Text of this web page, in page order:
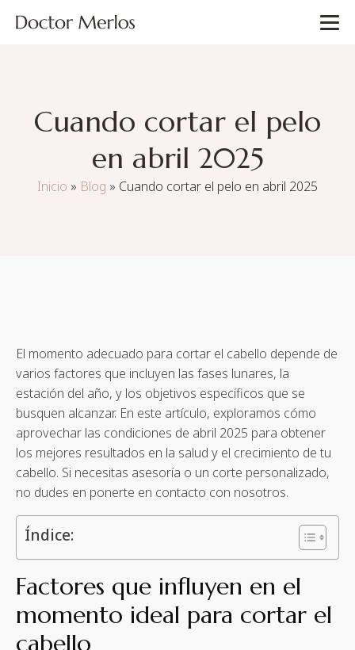
Cuando cortar el pelo
en abril 2025
Inicio » Blog » Cuando cortar el pelo en abril 2025
El momento adecuado para cortar el cabello depende de
varios factores que incluyen las fases lunares, la
estación del año, y los objetivos específicos que se
busquen alcanzar. En este artículo, exploramos cómo
aprovechar las condiciones de abril 2025 para obtener
los mejores resultados en la salud y el crecimiento de tu
cabello. Si necesitas asesoría o un corte personalizado,
no dudes en ponerte en contacto con nosotros.
Índice:
Factores que influyen en el
momento ideal para cortar el
cabello